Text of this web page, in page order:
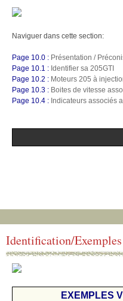
Naviguer dans cette section:
Page 10.0 : Présentation /
Page 10.1 : Identifier sa 205GTI
Page 10.2 : Moteurs 205 à
Page 10.3 : Boites de vitesse
Page 10.4 : Indicateurs associés
Identification/
EXEMPLES